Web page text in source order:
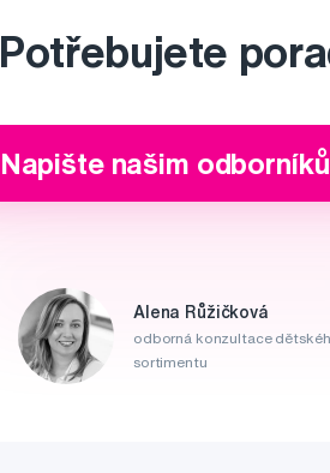
Potřebujete
Napište našim
Alena Růžičková
odborná konzultace
sortimentu